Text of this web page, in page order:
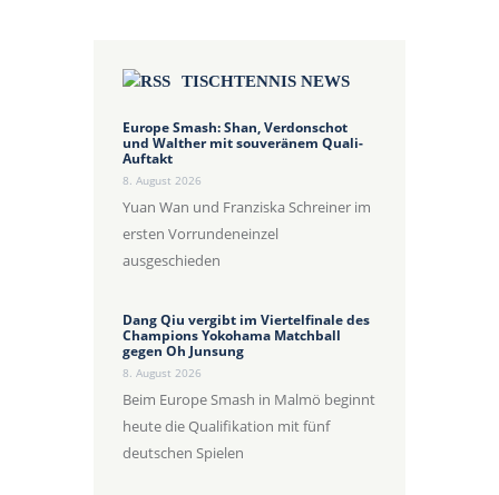
TISCHTENNIS NEWS
Europe Smash: Shan, Verdonschot
und Walther mit souveränem Quali-
Auftakt
8. August 2026
Yuan Wan und Franziska Schreiner im
ersten Vorrundeneinzel
ausgeschieden
Dang Qiu vergibt im Viertelfinale des
Champions Yokohama Matchball
gegen Oh Junsung
8. August 2026
Beim Europe Smash in Malmö beginnt
heute die Qualifikation mit fünf
deutschen Spielen